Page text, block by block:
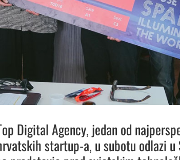
Digital Agency, jedan od
startup-a, u subotu odlazi u